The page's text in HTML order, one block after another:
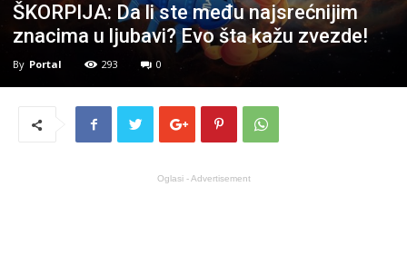
ŠKORPIJA: Da li ste među najsrećnijim
znacima u ljubavi? Evo šta kažu zvezde!
By Portal 293 0
Oglasi - Advertisement